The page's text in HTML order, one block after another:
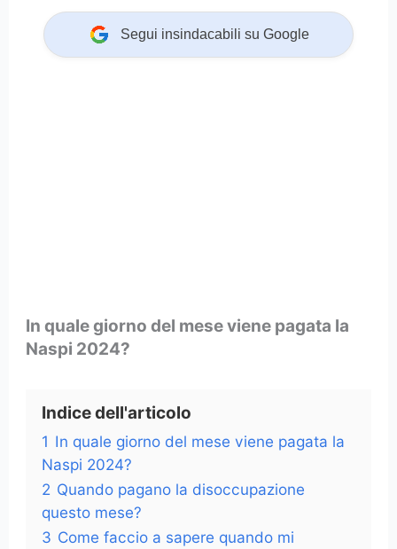
Segui insindacabili su Google
In quale giorno del mese viene pagata la
Naspi 2024?
Indice dell'articolo
1 In quale giorno del mese viene pagata la
Naspi 2024?
2 Quando pagano la disoccupazione
questo mese?
3 Come faccio a sapere quando mi